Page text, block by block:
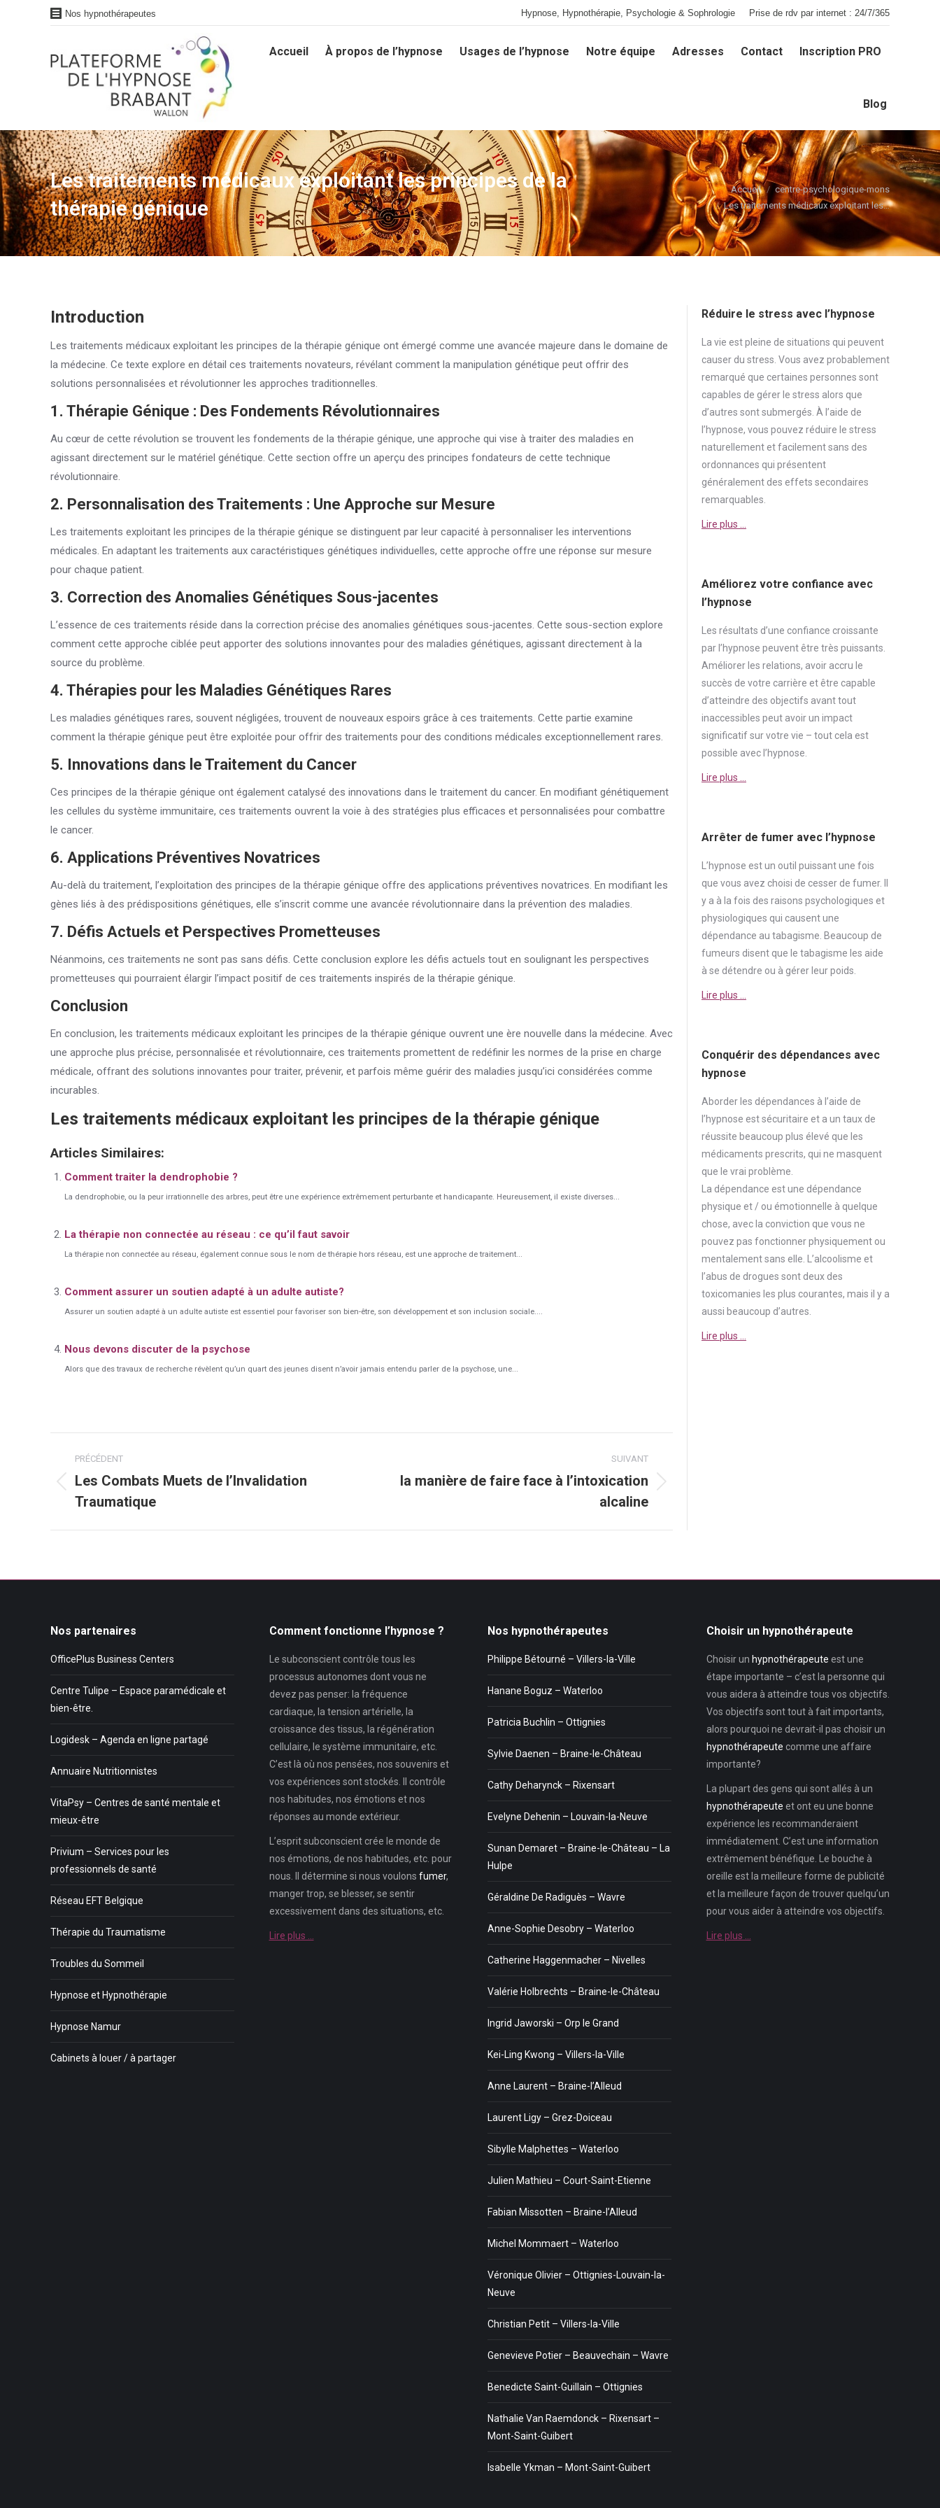
Nos hypnothérapeutes Hypnose, Hypnothérapie, Psychologie & Sophrologie Prise de rdv par internet : 24/7/365
Accueil À propos de l’hypnose Usages de l’hypnose Notre équipe Adresses Contact Inscription PRO
Blog
Les traitements médicaux exploitant les principes de la
thérapie génique
Vous êtes ici : Accueil
centre-psychologique-mons
Les traitements médicaux exploitant les…
Introduction
Les traitements médicaux exploitant les principes de la thérapie génique ont émergé comme une avancée majeure dans le domaine de
la médecine. Ce texte explore en détail ces traitements novateurs, révélant comment la manipulation génétique peut offrir des
solutions personnalisées et révolutionner les approches traditionnelles.
1. Thérapie Génique : Des Fondements Révolutionnaires
Au cœur de cette révolution se trouvent les fondements de la thérapie génique, une approche qui vise à traiter des maladies en
agissant directement sur le matériel génétique. Cette section offre un aperçu des principes fondateurs de cette technique
révolutionnaire.
2. Personnalisation des Traitements : Une Approche sur Mesure
Les traitements exploitant les principes de la thérapie génique se distinguent par leur capacité à personnaliser les interventions
médicales. En adaptant les traitements aux caractéristiques génétiques individuelles, cette approche offre une réponse sur mesure
pour chaque patient.
3. Correction des Anomalies Génétiques Sous-jacentes
L’essence de ces traitements réside dans la correction précise des anomalies génétiques sous-jacentes. Cette sous-section explore
comment cette approche ciblée peut apporter des solutions innovantes pour des maladies génétiques, agissant directement à la
source du problème.
4. Thérapies pour les Maladies Génétiques Rares
Les maladies génétiques rares, souvent négligées, trouvent de nouveaux espoirs grâce à ces traitements. Cette partie examine
comment la thérapie génique peut être exploitée pour offrir des traitements pour des conditions médicales exceptionnellement rares.
5. Innovations dans le Traitement du Cancer
Ces principes de la thérapie génique ont également catalysé des innovations dans le traitement du cancer. En modifiant génétiquement
les cellules du système immunitaire, ces traitements ouvrent la voie à des stratégies plus efficaces et personnalisées pour combattre
le cancer.
6. Applications Préventives Novatrices
Au-delà du traitement, l’exploitation des principes de la thérapie génique offre des applications préventives novatrices. En modifiant les
gènes liés à des prédispositions génétiques, elle s’inscrit comme une avancée révolutionnaire dans la prévention des maladies.
7. Défis Actuels et Perspectives Prometteuses
Néanmoins, ces traitements ne sont pas sans défis. Cette conclusion explore les défis actuels tout en soulignant les perspectives
prometteuses qui pourraient élargir l’impact positif de ces traitements inspirés de la thérapie génique.
Conclusion
En conclusion, les traitements médicaux exploitant les principes de la thérapie génique ouvrent une ère nouvelle dans la médecine. Avec
une approche plus précise, personnalisée et révolutionnaire, ces traitements promettent de redéfinir les normes de la prise en charge
médicale, offrant des solutions innovantes pour traiter, prévenir, et parfois même guérir des maladies jusqu’ici considérées comme
incurables.
Les traitements médicaux exploitant les principes de la thérapie génique
Articles Similaires:
Comment traiter la dendrophobie ?
La dendrophobie, ou la peur irrationnelle des arbres, peut être une expérience extrêmement perturbante et handicapante. Heureusement, il existe diverses...
La thérapie non connectée au réseau : ce qu’il faut savoir
La thérapie non connectée au réseau, également connue sous le nom de thérapie hors réseau, est une approche de traitement...
Comment assurer un soutien adapté à un adulte autiste?
Assurer un soutien adapté à un adulte autiste est essentiel pour favoriser son bien-être, son développement et son inclusion sociale....
Nous devons discuter de la psychose
Alors que des travaux de recherche révèlent qu’un quart des jeunes disent n’avoir jamais entendu parler de la psychose, une...
article
PRÉCÉDENT
Article
précédent
:
Les Combats Muets de l’Invalidation
Traumatique
SUIVANT
Article
:
la manière de faire face à l’intoxication
alcaline
Réduire le stress avec l’hypnose
La vie est pleine de situations qui peuvent
causer du stress . Vous avez probablement
remarqué que certaines personnes sont
capables de gérer le stress alors que
d’autres sont submergés. À l’aide de
l’hypnose, vous pouvez réduire le stress
naturellement et facilement sans des
ordonnances qui présentent
généralement des effets secondaires
remarquables.
Lire plus …
Améliorez votre confiance avec
l’hypnose
Les résultats d’une confiance croissante
par l’hypnose peuvent être très puissants.
Améliorer les relations, avoir accru le
succès de votre carrière et être capable
d’atteindre des objectifs avant tout
inaccessibles peut avoir un impact
significatif sur votre vie – tout cela est
possible avec l’hypnose.
Lire plus …
Arrêter de fumer avec l’hypnose
L’hypnose est un outil puissant une fois
que vous avez choisi de cesser de fumer. Il
y a à la fois des raisons psychologiques et
physiologiques qui causent une
dépendance au tabagisme. Beaucoup de
fumeurs disent que le tabagisme les aide
à se détendre ou à gérer leur poids.
Lire plus …
Conquérir des dépendances avec
hypnose
Aborder les dépendances à l’aide de
l’hypnose est sécuritaire et a un taux de
réussite beaucoup plus élevé que les
médicaments prescrits, qui ne masquent
que le vrai problème.
La dépendance est une dépendance
physique et / ou émotionnelle à quelque
chose, avec la conviction que vous ne
pouvez pas fonctionner physiquement ou
mentalement sans elle. L’alcoolisme et
l’abus de drogues sont deux des
toxicomanies les plus courantes, mais il y a
aussi beaucoup d’autres.
Lire plus …
Nos partenaires
OfficePlus Business Centers
Centre Tulipe – Espace paramédicale et
bien-être.
Logidesk – Agenda en ligne partagé
Annuaire Nutritionnistes
VitaPsy – Centres de santé mentale et
mieux-être
Privium – Services pour les
professionnels de santé
Réseau EFT Belgique
Thérapie du Traumatisme
Troubles du Sommeil
Hypnose et Hypnothérapie
Hypnose Namur
Cabinets à louer / à partager
Comment fonctionne l’hypnose ?
Le subconscient contrôle tous les
processus autonomes dont vous ne
devez pas penser: la fréquence
cardiaque, la tension artérielle, la
croissance des tissus, la régénération
cellulaire, le système immunitaire, etc.
C’est là où nos pensées, nos souvenirs et
vos expériences sont stockés. Il contrôle
nos habitudes, nos émotions et nos
réponses au monde extérieur.
L’esprit subconscient crée le monde de
nos émotions, de nos habitudes, etc. pour
nous. Il détermine si nous voulons fumer,
manger trop, se blesser, se sentir
excessivement dans des situations, etc.
Lire plus …
Nos hypnothérapeutes
Philippe Bétourné – Villers-la-Ville
Hanane Boguz – Waterloo
Patricia Buchlin – Ottignies
Sylvie Daenen – Braine-le-Château
Cathy Deharynck – Rixensart
Evelyne Dehenin – Louvain-la-Neuve
Sunan Demaret – Braine-le-Château – La
Hulpe
Géraldine De Radiguès – Wavre
Anne-Sophie Desobry – Waterloo
Catherine Haggenmacher – Nivelles
Valérie Holbrechts – Braine-le-Château
Ingrid Jaworski – Orp le Grand
Kei-Ling Kwong – Villers-la-Ville
Anne Laurent – Braine-l’Alleud
Laurent Ligy – Grez-Doiceau
Sibylle Malphettes – Waterloo
Julien Mathieu – Court-Saint-Etienne
Fabian Missotten – Braine-l’Alleud
Michel Mommaert – Waterloo
Véronique Olivier – Ottignies-Louvain-la-
Neuve
Christian Petit – Villers-la-Ville
Genevieve Potier – Beauvechain – Wavre
Benedicte Saint-Guillain – Ottignies
Nathalie Van Raemdonck – Rixensart –
Mont-Saint-Guibert
Isabelle Ykman – Mont-Saint-Guibert
Choisir un hypnothérapeute
Choisir un hypnothérapeute est une
étape importante – c’est la personne qui
vous aidera à atteindre tous vos objectifs.
Vos objectifs sont tout à fait importants,
alors pourquoi ne devrait-il pas choisir un
hypnothérapeute comme une affaire
importante?
La plupart des gens qui sont allés à un
hypnothérapeute et ont eu une bonne
expérience les recommanderaient
immédiatement. C’est une information
extrêmement bénéfique. Le bouche à
oreille est la meilleure forme de publicité
et la meilleure façon de trouver quelqu’un
pour vous aider à atteindre vos objectifs.
Lire plus …
Accueil À propos de l’hypnose Usages de l’hypnose Notre équipe Adresses Contact Inscription PRO